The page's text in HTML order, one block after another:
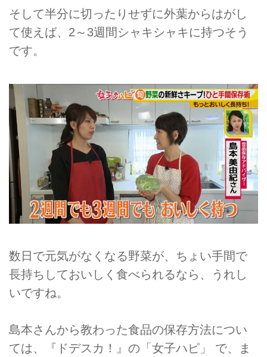
そして半分に切ったりせずに外葉からはがし
て使えば、2～3週間シャキシャキに持つそう
です。
数日で元気がなくなる野菜が、ちょい手間で
長持ちしておいしく食べられるなら、うれし
いですね。
島本さんから教わった食品の保存方法につい
ては、『ドデスカ！』の「女子ハピ」 で、ま